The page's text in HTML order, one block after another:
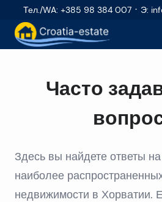
Тел./WA: +385 98 384 007 · Э:
Часто
Здесь вы найдете ответы
наиболее
недвижимости в Хорватии.